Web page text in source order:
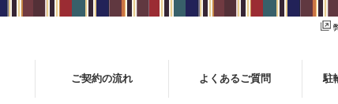
ご契約の流れ よくあるご質問 駐